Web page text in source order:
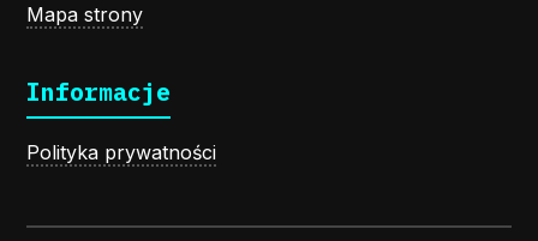
Mapa strony
Informacje
Polityka prywatności